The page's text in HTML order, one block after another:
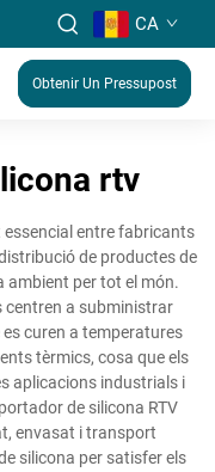
CA
Obtenir Un Pressupost
rtv
essencial entre fabricants
de productes de
ambient per tot el món.
centren a subministrar
curen a temperatures
tèrmics, cosa que els
aplicacions industrials i
de silicona RTV
envasat i transport
silicona per satisfer els